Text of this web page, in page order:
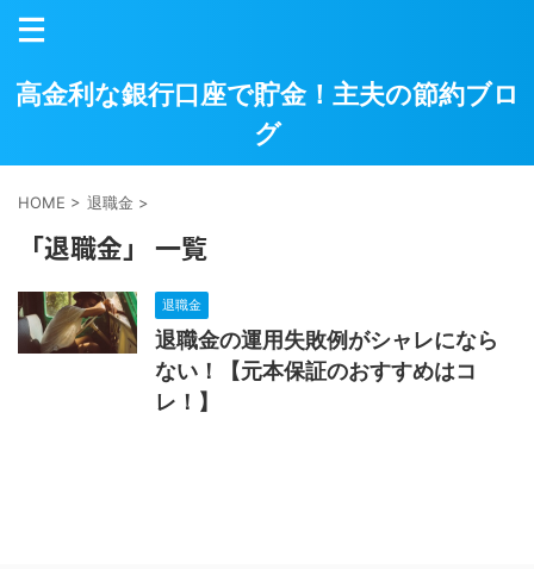
高金利な銀行口座で貯金！主夫の節約ブロ
グ
HOME > 退職金 >
「退職金」 一覧
退職金
退職金の運用失敗例がシャレになら
ない！【元本保証のおすすめはコ
レ！】